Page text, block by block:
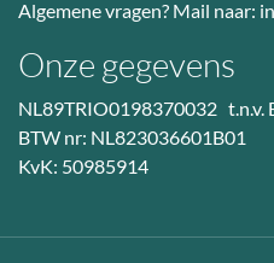
Algemene vragen? Mail naar:
Onze gegevens
NL89TRIO0198370032 t.n.v.
BTW nr: NL823036601B01
KvK: 50985914